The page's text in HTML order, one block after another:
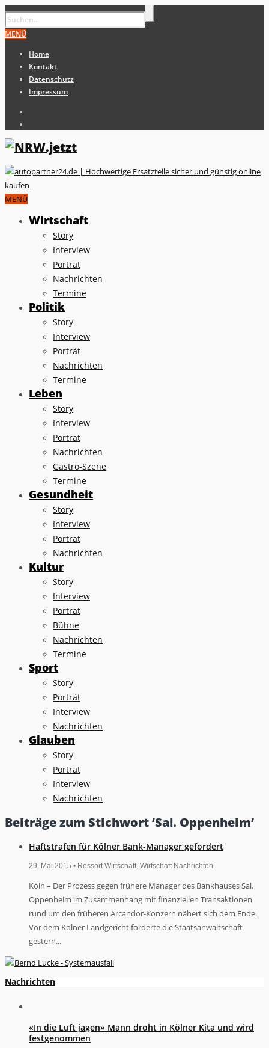
MENÜ
Home
Kontakt
Datenschutz
Impressum
MENÜ
Wirtschaft
Story
Interview
Porträt
Nachrichten
Termine
Politik
Story
Interview
Porträt
Nachrichten
Termine
Leben
Story
Interview
Porträt
Nachrichten
Gastro-Szene
Termine
Gesundheit
Story
Interview
Porträt
Nachrichten
Kultur
Story
Interview
Porträt
Bühne
Nachrichten
Termine
Sport
Story
Porträt
Interview
Nachrichten
Glauben
Story
Porträt
Interview
Nachrichten
Beiträge zum Stichwort ‘Sal. Oppenheim’
Haftstrafen für Kölner Bank-Manager gefordert
29. Mai 2015 • Ressort Wirtschaft, Wirtschaft Nachrichten
Köln – Der Prozess gegen frühere Manager des Bankhauses Sal.
Oppenheim im Zusammenhang mit finanziellen Transaktionen
rund um den früheren Arcandor-Konzern nähert sich dem Ende.
Vor dem Kölner Landgericht forderte die Staatsanwaltschaft
gestern...
Nachrichten
«In die Luft jagen» Mann droht in Kölner Kita und wird
festgenommen